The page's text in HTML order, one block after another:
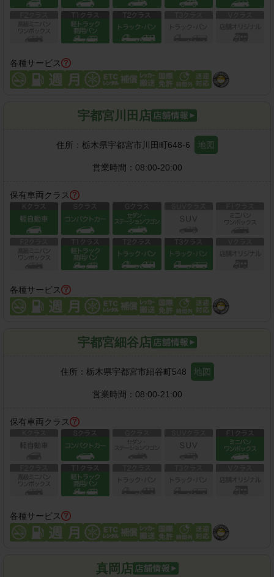
各種サービス
宇都宮川田店
住所： 栃木県宇都宮市川田町648-6 地図
営業時間： 08:00-20:00
保有車両クラス
各種サービス
宇都宮細谷店
住所： 栃木県宇都宮市細谷町548 地図
営業時間： 08:00-21:00
保有車両クラス
各種サービス
真岡店